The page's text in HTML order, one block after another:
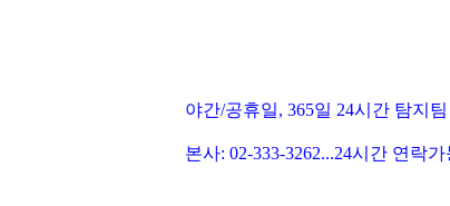
야간/공휴일, 365일 24시간 탐지
본사: 02-333-3262...24시간 연락가